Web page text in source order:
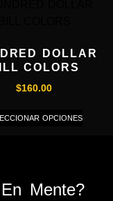
DOLLAR
COLORS
$160.00
OPCIONES
Mente?